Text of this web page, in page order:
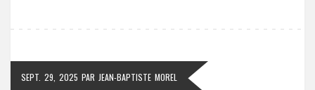
SEPT. 29, 2025 PAR JEAN-BAPTISTE MOREL